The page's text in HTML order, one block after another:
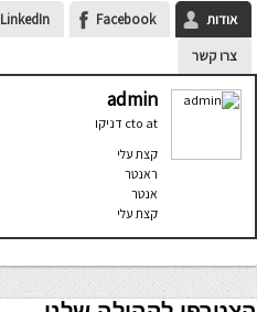
אודות Facebook
LinkedIn
צרו קשר
admin
cto at
דניקו
קצת עלי
ראנטר
אנטר
קצת עלי